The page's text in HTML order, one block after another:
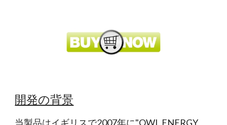
開発の背景
当製品はイギリスで2007年に"OWL ENERGY